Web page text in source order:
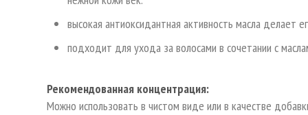
высокая антиоксидантная активность масла делает
подходит для ухода за волосами в сочетании с
Рекомендованная концентрация:
Можно использовать в чистом виде или в качестве